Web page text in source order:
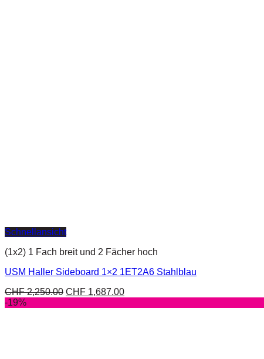
Schnellansicht
(1x2) 1 Fach breit und 2 Fächer hoch
USM Haller Sideboard 1×2 1ET2A6 Stahlblau
CHF2,250.00 CHF 1,687.00
-19%